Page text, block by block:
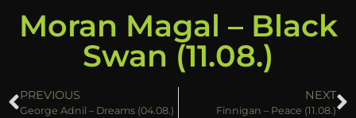
Moran Magal – Black
Swan (11.08.)
PREVIOUS
George Adnil – Dreams (04.08.)
NEXT
Finnigan – Peace (11.08.)